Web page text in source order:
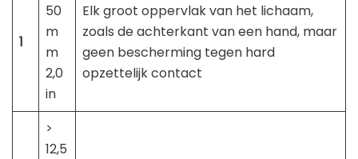
1
50
m
m
2,0
in
Elk groot oppervlak van het lichaam,
zoals de achterkant van een hand, maar
geen bescherming tegen hard
opzettelijk contact
>
12,5